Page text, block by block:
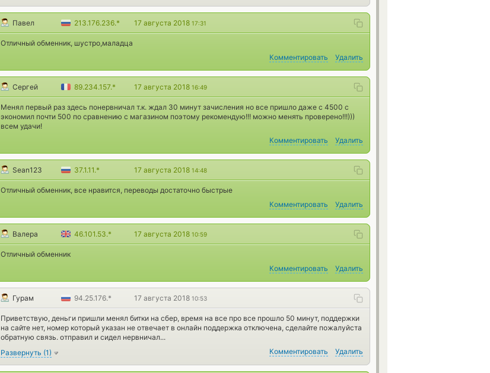
Павел 213.176.236.* 17 августа 2018 17:31
Отличный обменник, шустро,маладца
Комментировать
Удалить
Сергей 89.234.157.* 17 августа 2018 16:49
Менял первый раз здесь понервничал т.к. ждал 30 минут зачисления но все пришло даже с 4500 с
экономил почти 500 по сравнению с магазином поэтому рекомендую!!! можно менять проверено!!!)))
всем удачи!
Комментировать
Удалить
Sean123 37.1.11.* 17 августа 2018 14:48
Отличный обменник, все нравится, переводы достаточно быстрые
Комментировать
Удалить
Валера 46.101.53.* 17 августа 2018 10:59
Отличный обменник
Комментировать
Удалить
Гурам 94.25.176.* 17 августа 2018 10:53
Приветствую, деньги пришли менял битки на сбер, время на все про все прошло 50 минут, поддержки
на сайте нет, номер который указан не отвечает в онлайн поддержка отключена, сделайте пожалуйста
обратную связь. отправил и сидел нервничал...
Развернуть (1) Комментировать Удалить